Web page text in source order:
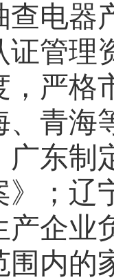
查电器
证管理
，严格
、青海
广东制
》；辽
产企业
围内的